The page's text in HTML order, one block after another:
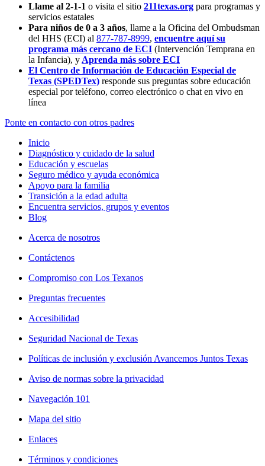
Llame al 2-1-1 o visita el sitio 211texas.org para programas y
servicios estatales
Para niños de 0 a 3 años, llame a la Oficina del Ombudsman
del HHS (ECI) al 877-787-8999, encuentre aquí su
programa más cercano de ECI (Intervención Temprana en
la Infancia), y Aprenda más sobre ECI
El Centro de Información de Educación Especial de
Texas (SPEDTex) responde sus preguntas sobre educación
especial por teléfono, correo electrónico o chat en vivo en
línea
Ponte en contacto con otros padres
Inicio
Diagnóstico y cuidado de la salud
Educación y escuelas
Seguro médico y ayuda económica
Apoyo para la familia
Transición a la edad adulta
Encuentra servicios, grupos y eventos
Blog
Acerca de nosotros
Contáctenos
Compromiso con Los Texanos
Preguntas frecuentes
Accesibilidad
Seguridad Nacional de Texas
Políticas de inclusión y exclusión Avancemos Juntos Texas
Aviso de normas sobre la privacidad
Navegación 101
Mapa del sitio
Enlaces
Términos y condiciones